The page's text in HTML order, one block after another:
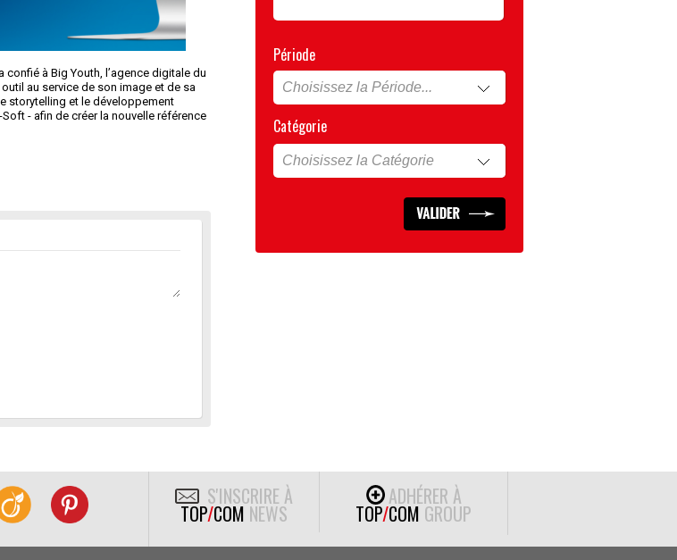
à Big Youth, l’agence digitale du
au service de son image et de sa
storytelling et le développement
- afin de créer la nouvelle référence
Période
Catégorie
S'INSCRIRE À
TOP/COM NEWS
ADHÉRER À
TOP/COM GROUP